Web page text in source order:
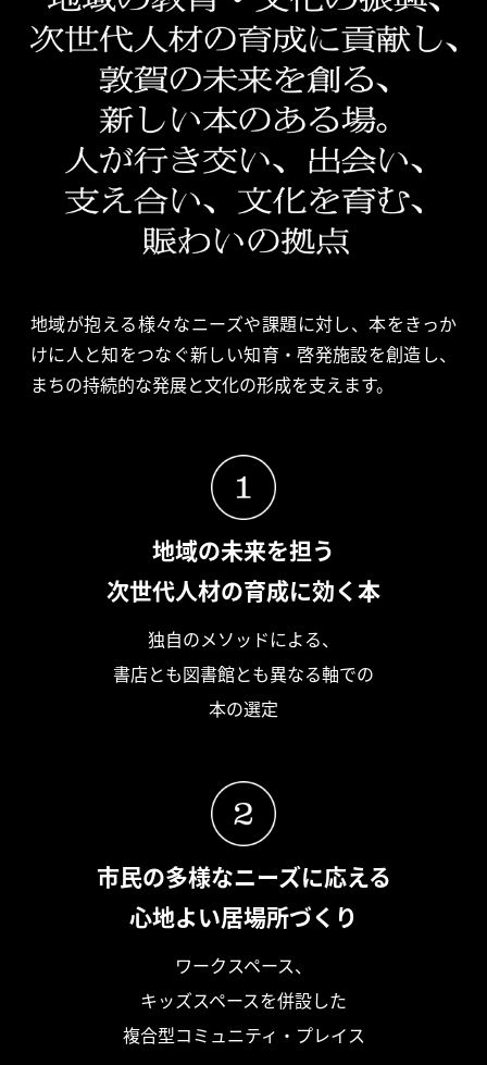
地域が抱える様々なニーズや課題に対し、本をきっか
けに人と知をつなぐ新しい知育・啓発施設を創造し、
まちの持続的な発展と文化の形成を支えます。
地域の未来を担う
次世代人材の育成に効く本
独自のメソッドによる、
書店とも図書館とも異なる軸での
本の選定
市民の多様なニーズに応える
心地よい居場所づくり
ワークスペース、
キッズスペースを併設した
複合型コミュニティ・プレイス